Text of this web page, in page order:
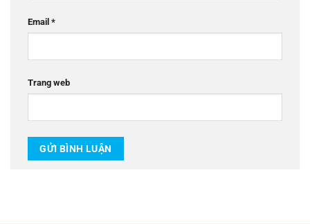
Email *
Trang web